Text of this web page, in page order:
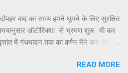
दोपहर बाद का समय हमने घूमने के लिए सुरक्षित
ऑटोरिक्शा से भ्रमण शुरू भी कर
में गंधमादन तक का वर्णन मैंने कर भी दिया
लक्ष्मण तीर्थ और सीताकुंड प्रमुख हैं।
READ MORE